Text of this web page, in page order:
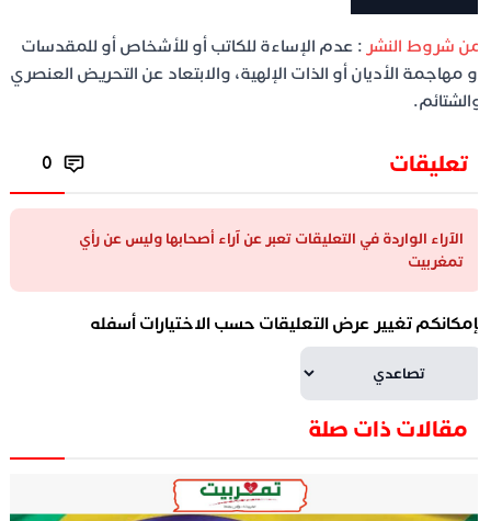
شروط النشر: عدم الإساءة للكاتب أو للأشخاص أو للمقدسات
مهاجمة الأديان أو الذات الإلهية، والابتعاد عن التحريض العنصري
تعليقات 0
الآراء الواردة في التعليقات تعبر عن آراء أصحابها وليس عن رأي
تمغربيت
تغيير عرض التعليقات حسب الاختيارات أسفله
مقالات ذات صلة